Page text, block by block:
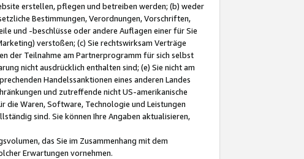
erstellen, pflegen und betreiben werden; (b) weder
Bestimmungen, Verordnungen, Vorschriften,
und -beschlüsse oder andere Auflagen einer für Sie
verstoßen; (c) Sie rechtswirksam Verträge
der Teilnahme am Partnerprogramm für sich selbst
nicht ausdrücklich enthalten sind; (e) Sie nicht am
Handelssanktionen eines anderen Landes
und zutreffende nicht US-amerikanische
die Waren, Software, Technologie und Leistungen
sind. Sie können Ihre Angaben aktualisieren,
das Sie im Zusammenhang mit dem
Erwartungen vornehmen.